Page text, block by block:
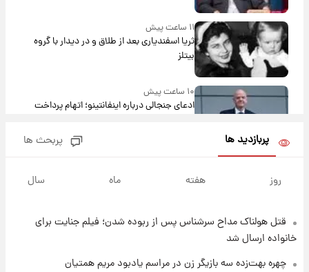
۱۱ ساعت پیش
ثریا اسفندیاری بعد از طلاق و در دیدار با گروه
بیتلز
۱۰ ساعت پیش
ادعای جنجالی درباره اینفانتینو؛ اتهام پرداخت
آلزایمر و زوال عقل افزایش می‌یابد؟
۱۱ ساعت پیش
پربازدید ها پربحث ها
روز هفته ماه سال
قتل هولناک مداح سرشناس پس از ربوده شدن؛ فیلم جنایت برای
خانواده ارسال شد
چهره بهت‌زده سه بازیگر زن در مراسم یادبود مریم همتیان